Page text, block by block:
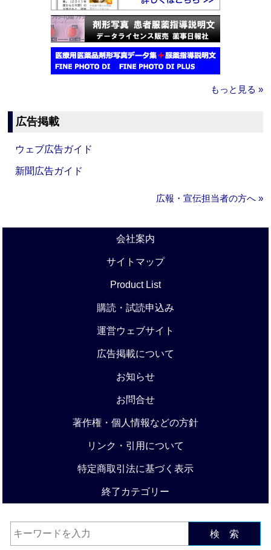
もっと見る »
広告掲載
ウェブ広告ガイド
新聞広告ガイド
広報・宣伝担当者の方へ »
会社案内
サイトマップ
Product List
購読・試読申込み
運営ウェブサイト
広告掲載について
お知らせ
お問合せ
著作権・個人情報などの方針
リンク・引用について
特定商取引法に基づく表示
終了カテゴリー
検 索